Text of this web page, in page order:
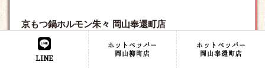
京もつ鍋ホルモン朱々 岡山奉還町店
〒700-0026
岡山県岡山市北区奉還町2-3-2
電話
086-236-9401
LINE
ホットペッパー
岡山柳町店
ホットペッパー
岡山奉還町店